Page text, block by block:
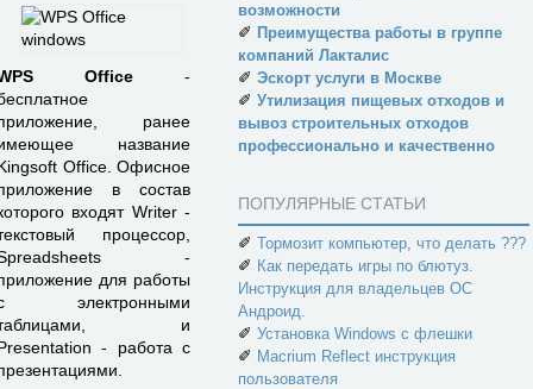
Office -
ранее
название
Office. Офисное
в состав
входят Writer -
процессор,
-
для работы
электронными
и
- работа с
возможности
✐ Преимущества работы в группе
компаний Лакталис
✐ Эскорт услуги в Москве
✐ Утилизация пищевых отходов и
вывоз строительных отходов
профессионально и качественно
ПОПУЛЯРНЫЕ СТАТЬИ
✐ Тормозит компьютер, что делать ???
✐ Как передать игры по блютуз.
Инструкция для владельцев ОС
Андроид.
✐ Установка Windows с флешки
✐ Macrium Reflect инструкция
пользователя